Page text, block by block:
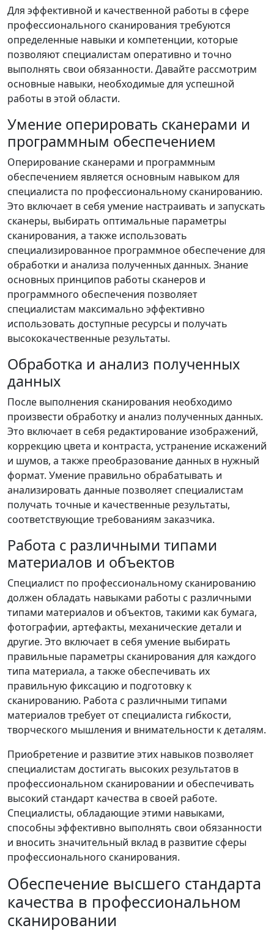
Для эффективной и качественной работы в сфере
профессионального сканирования требуются
определенные навыки и компетенции, которые
позволяют специалистам оперативно и точно
выполнять свои обязанности. Давайте рассмотрим
основные навыки, необходимые для успешной
работы в этой области.
Умение оперировать сканерами и
программным обеспечением
Оперирование сканерами и программным
обеспечением является основным навыком для
специалиста по профессиональному сканированию.
Это включает в себя умение настраивать и запускать
сканеры, выбирать оптимальные параметры
сканирования, а также использовать
специализированное программное обеспечение для
обработки и анализа полученных данных. Знание
основных принципов работы сканеров и
программного обеспечения позволяет
специалистам максимально эффективно
использовать доступные ресурсы и получать
высококачественные результаты.
Обработка и анализ полученных
данных
После выполнения сканирования необходимо
произвести обработку и анализ полученных данных.
Это включает в себя редактирование изображений,
коррекцию цвета и контраста, устранение искажений
и шумов, а также преобразование данных в нужный
формат. Умение правильно обрабатывать и
анализировать данные позволяет специалистам
получать точные и качественные результаты,
соответствующие требованиям заказчика.
Работа с различными типами
материалов и объектов
Специалист по профессиональному сканированию
должен обладать навыками работы с различными
типами материалов и объектов, такими как бумага,
фотографии, артефакты, механические детали и
другие. Это включает в себя умение выбирать
правильные параметры сканирования для каждого
типа материала, а также обеспечивать их
правильную фиксацию и подготовку к
сканированию. Работа с различными типами
материалов требует от специалиста гибкости,
творческого мышления и внимательности к деталям.
Приобретение и развитие этих навыков позволяет
специалистам достигать высоких результатов в
профессиональном сканировании и обеспечивать
высокий стандарт качества в своей работе.
Специалисты, обладающие этими навыками,
способны эффективно выполнять свои обязанности
и вносить значительный вклад в развитие сферы
профессионального сканирования.
Обеспечение высшего стандарта
качества в профессиональном
сканировании